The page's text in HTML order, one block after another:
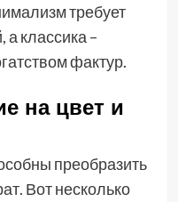
требует
а классика –
фактур.
на цвет и
преобразить
Вот несколько